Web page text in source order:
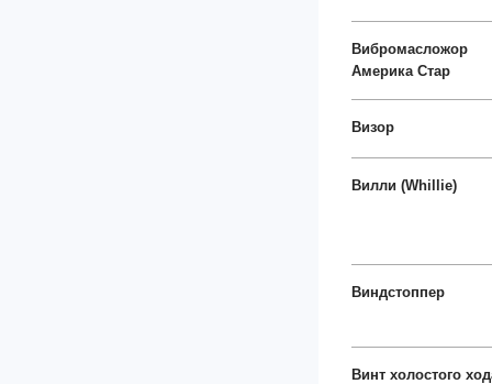
Вибромасложор
Америка Стар
Визор
Вилли (Whillie)
Виндстоппер
Винт холостого